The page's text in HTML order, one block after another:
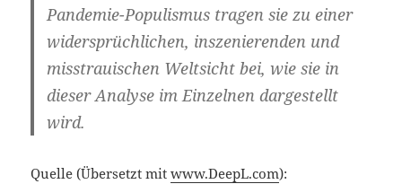
Pandemie-Populismus tragen sie zu einer
widersprüchlichen, inszenierenden und
misstrauischen Weltsicht bei, wie sie in
dieser Analyse im Einzelnen dargestellt
wird.
Quelle (Übersetzt mitwww.DeepL.com):